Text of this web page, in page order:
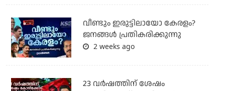
വീണ്ടും ഇരുട്ടിലായോ കേരളം?
ജനങ്ങൾ പ്രതികരിക്കുന്നു
2 weeks ago
23 വർഷത്തിന് ശേഷം